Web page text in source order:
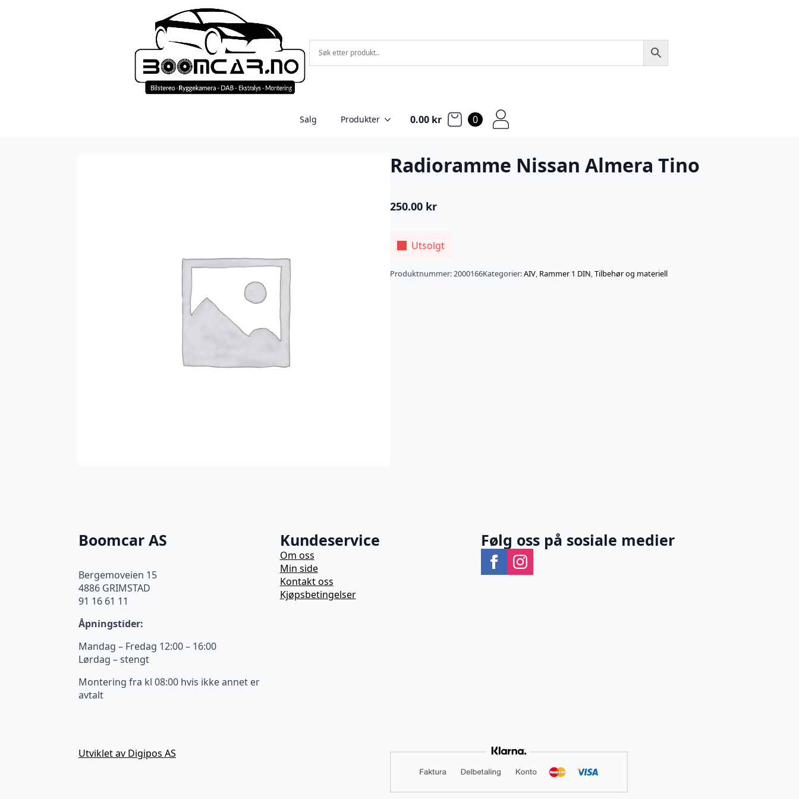
Salg Produkter 0.00 kr 0
Radioramme Nissan Almera Tino
250.00 kr
Utsolgt
Produktnummer:2000166Kategorier:AIV, Rammer 1 DIN,Tilbehør og materiell
Boomcar AS
Bergemoveien 15
4886 GRIMSTAD
91 16 61 11
Åpningstider:
Mandag – Fredag 12:00 – 16:00
Lørdag – stengt
Montering fra kl 08:00 hvis ikke annet er
avtalt
Kundeservice
Om oss
Min side
Kontakt oss
Kjøpsbetingelser
Følg oss på sosiale medier
Utviklet av Digipos AS